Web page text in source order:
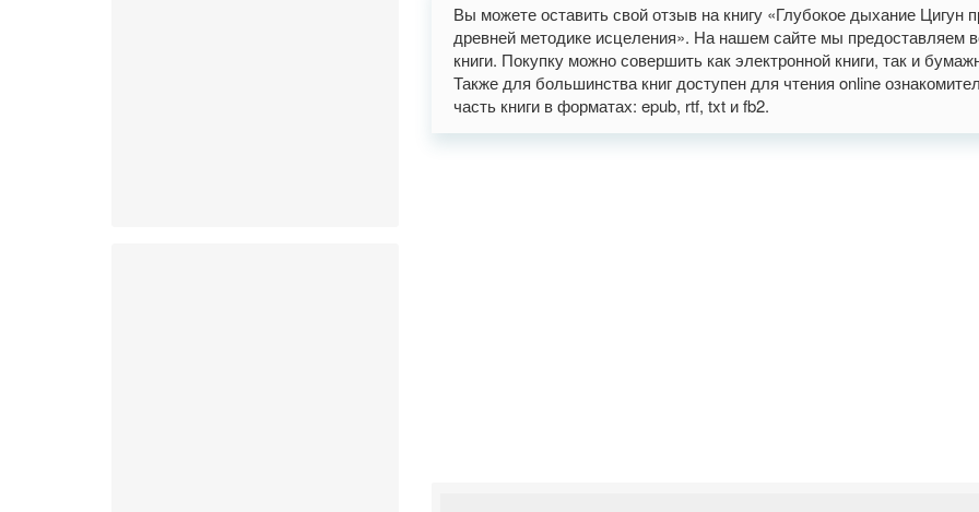
Вы можете оставить свой отзыв на книгу «Глубокое дыхание Цигун
древней методике исцеления». На нашем сайте мы предоставляем
книги. Покупку можно совершить как электронной книги, так и
Также для большинства книг доступен для чтения online
часть книги в форматах: epub, rtf, txt и fb2.